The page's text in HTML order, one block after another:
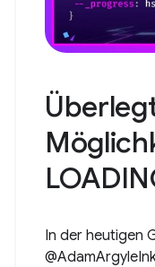
In der heutigen